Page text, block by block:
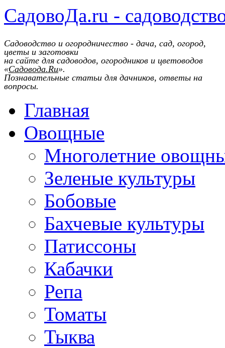
СадовоДа.ru -
Садоводство и огородничество - дача, сад, огород,
цветы и заготовки
на сайте для садоводов, огородников и цветоводов
«Садовода.Ru».
Познавательные статьи для дачников, ответы на
вопросы.
Главная
Овощные
Многолетние
Зеленые культуры
Бобовые
Бахчевые культуры
Патиссоны
Кабачки
Репа
Томаты
Тыква